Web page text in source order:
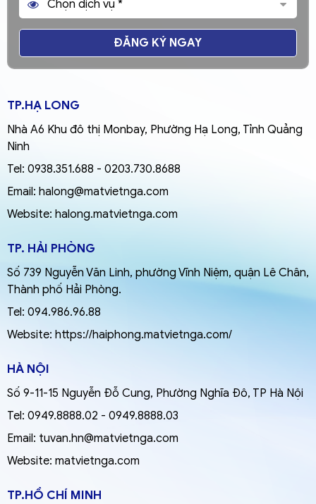
ĐĂNG KÝ NGAY
TP.HẠ LONG
Nhà A6 Khu đô thị Monbay, Phường Hạ Long, Tỉnh Quảng
Ninh
Tel: 0938.351.688 - 0203.730.8688
Email: halong@matvietnga.com
Website: halong.matvietnga.com
TP. HẢI PHÒNG
Số 739 Nguyễn Văn Linh, phường Vĩnh Niệm, quận Lê Chân,
Thành phố Hải Phòng.
Tel: 094.986.96.88
Website: https://haiphong.matvietnga.com/
HÀ NỘI
Số 9-11-15 Nguyễn Đỗ Cung, Phường Nghĩa Đô, TP Hà Nội
Tel: 0949.8888.02 - 0949.8888.03
Email: tuvan.hn@matvietnga.com
Website: matvietnga.com
TP.HỒ CHÍ MINH